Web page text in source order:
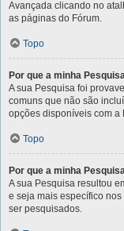
Avançada clicando no
as páginas do Fórum.
Topo
Por que a minha
A sua Pesquisa foi
comuns que não são
opções disponíveis com a
Topo
Por que a minha
A sua Pesquisa resultou
e seja mais específico
ser pesquisados.